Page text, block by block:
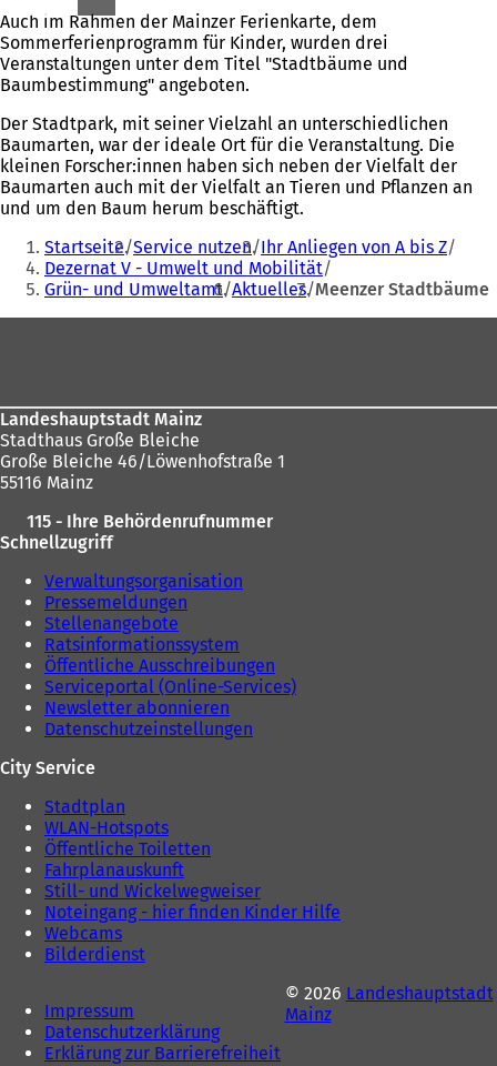
Auch im Rahmen der Mainzer Ferienkarte, dem
Sommerferienprogramm für Kinder, wurden drei
Veranstaltungen unter dem Titel "Stadtbäume und
Baumbestimmung" angeboten.
Der Stadtpark, mit seiner Vielzahl an unterschiedlichen
Baumarten, war der ideale Ort für die Veranstaltung. Die
kleinen Forscher:innen haben sich neben der Vielfalt der
Baumarten auch mit der Vielfalt an Tieren und Pflanzen an
und um den Baum herum beschäftigt.
Sie
befinden
sich
hier:
Startseite Service nutzen Ihr Anliegen von A bis Z
Dezernat V - Umwelt und Mobilität
Grün- und Umweltamt Aktuelles Meenzer Stadtbäume
Landeshauptstadt Mainz
Stadthaus Große Bleiche
Große Bleiche 46/Löwenhofstraße 1
55116 Mainz
115 - Ihre Behördenrufnummer
Schnellzugriff
Verwaltungsorganisation
Pressemeldungen
Stellenangebote
Ratsinformationssystem
Öffentliche Ausschreibungen
Serviceportal (Online-Services)
Newsletter abonnieren
Datenschutzeinstellungen
City Service
Stadtplan
WLAN-Hotspots
Öffentliche Toiletten
Fahrplanauskunft
Still- und Wickelwegweiser
Noteingang - hier finden Kinder Hilfe
Webcams
Bilderdienst
Impressum
Datenschutzerklärung
Erklärung zur Barrierefreiheit
© 2026 Landeshauptstadt
Mainz